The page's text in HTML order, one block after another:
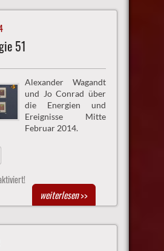
51
Alexander Wagandt
und Jo Conrad über
die Energien und
Ereignisse Mitte
Februar 2014.
weiterlesen>>